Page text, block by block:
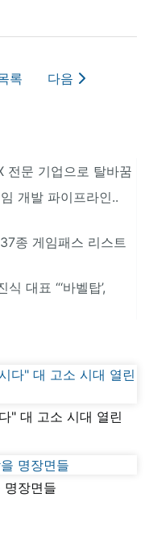
록 다음
전문 기업으로 탈바꿈
개발 파이프라인..
종 게임패스 리스트
대표 “‘바벨탑’,
" 대 고소 시대 열린
장면들